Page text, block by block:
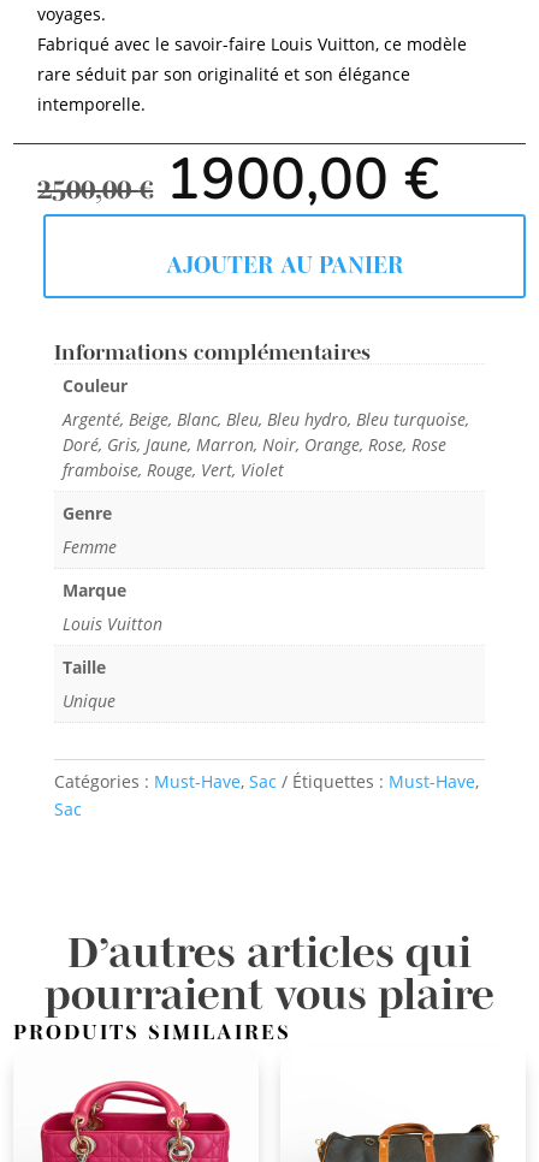
voyages.
Fabriqué avec le savoir-faire Louis Vuitton, ce modèle
rare séduit par son originalité et son élégance
intemporelle.
2500,00€
Le
prix
initial
2500,00 €.
1900,00€Le
AJOUTER AU PANIER
Informations complémentaires
Couleur
Argenté, Beige, Blanc, Bleu, Bleu hydro, Bleu turquoise,
Doré, Gris, Jaune, Marron, Noir, Orange, Rose, Rose
framboise, Rouge, Vert, Violet
Genre
Femme
Marque
Louis Vuitton
Taille
Unique
Catégories : Must-Have, Sac Étiquettes : Must-Have,
Sac
D’autres articles qui
pourraient vous plaire
PRODUITS SIMILAIRES